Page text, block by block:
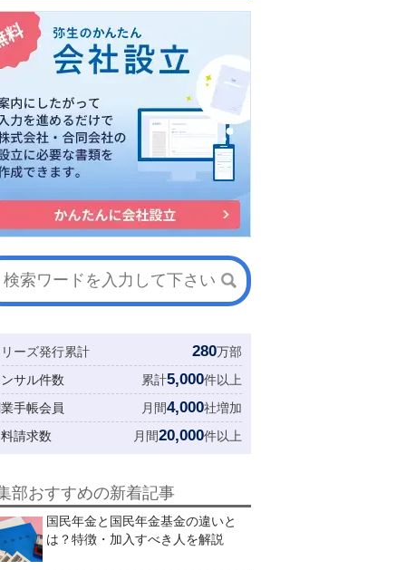
ーズ発行累計 280万部
サル件数
累計5,000件以上
手帳会員
月間4,000社増加
請求数
月間20,000件以上
部おすすめの新着記事
国民年金と国民年金基金の違いと
は？特徴・加入すべき人を解説